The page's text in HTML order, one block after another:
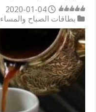
2020-01-04
بطاقات الصباح والمساء